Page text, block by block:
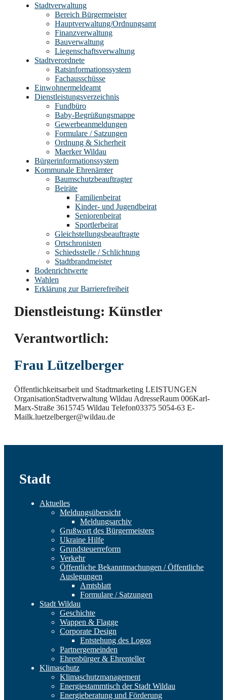
Stadtverwaltung
Bereich Bürgermeister
Hauptverwaltung/Ordnungsamt
Finanzverwaltung
Bauverwaltung
Liegenschaftsverwaltung
Stadtverordnete
Ratsinformationssystem
Fachausschüsse
Einwohnermeldeamt
Dienstleistungsverzeichnis
Fundbüro
Baby-Begrüßungsmappe
Gewerbeanmeldungen
Formulare / Satzungen
Ordnung & Sicherheit
Maerker Wildau
Bürgerinformationssystem
Kommunale Ehrenämter
Baumschutzbeauftragter
Beiräte
Familienbeirat
Kinder- und Jugendbeirat
Seniorenbeirat
Sportlerbeirat
Gleichstellungsbeauftragte
Ortschronisten
Schiedsstelle / Schlichtung
Stadtbrandmeister
Bodenrichtwerte
Wahlen
Erklärung zur Barrierefreiheit
Dienstleistung: Künstler
Verantwortlich:
Frau Lützelberger
Öffentlichkeitsarbeit und Stadtmarketing LEISTUNGEN
OrganisationStadtverwaltung Wildau AdresseRaum 006Karl-
Marx-Straße 3615745 Wildau Telefon03375 5054-63 E-
Mailk.luetzelberger@wildau.de
Stadt
Aktuelles
Meldungsübersicht
Meldungsarchiv
Grußwort des Bürgermeisters
Ukraine Hilfe
Grundsteuerreform
Verkehr
Öffentliche Bekanntmachungen / Öffentliche
Auslegungen
Amtsblatt
Formulare / Satzungen
Stadt Wildau
Geschichte
Wappen & Flagge
Corporate Design
Entstehung des Logos
Partnergemeinden
Ehrenbürger & Ehrenteller
Klimaschutz
Klimaschutzmanagement
Energiestammtisch der Stadt Wildau
Energieberatung und Förderung